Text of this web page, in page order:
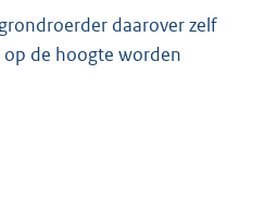
daarover zelf
de hoogte worden